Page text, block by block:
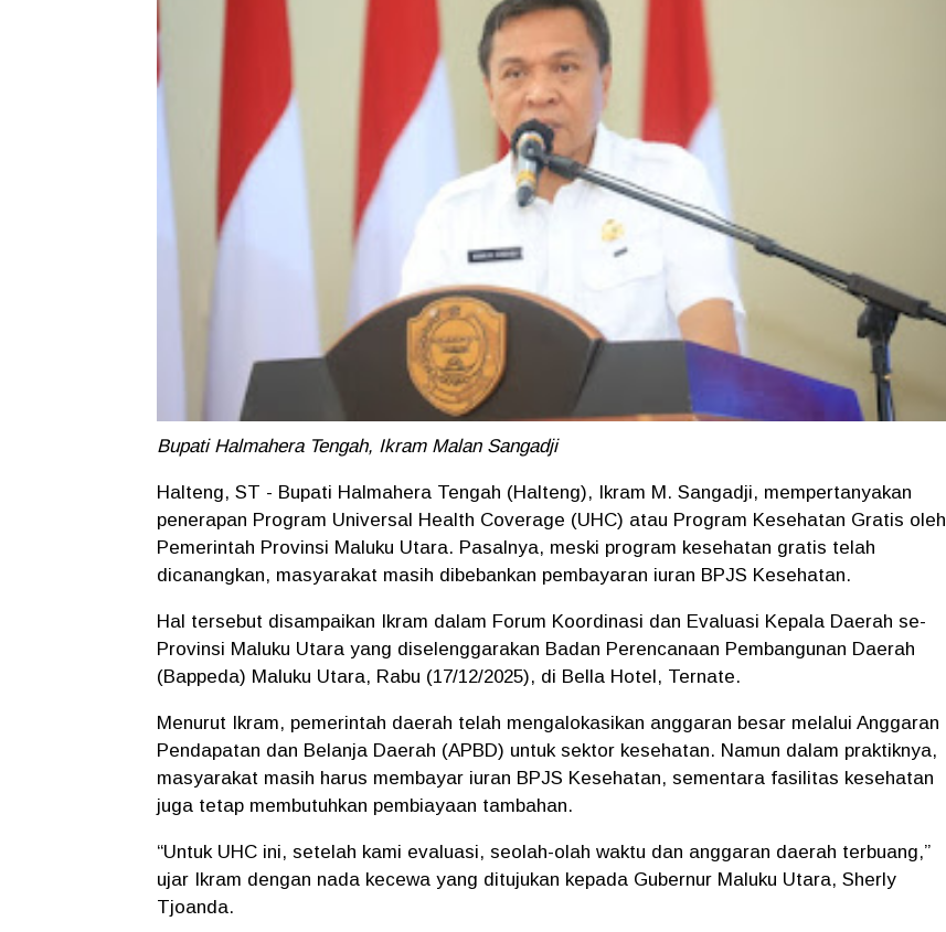
Bupati Halmahera Tengah, Ikram Malan Sangadji
Halteng, ST - Bupati Halmahera Tengah (Halteng), Ikram M. Sangadji, mempertanyakan
penerapan Program Universal Health Coverage (UHC) atau Program Kesehatan Gratis oleh
Pemerintah Provinsi Maluku Utara. Pasalnya, meski program kesehatan gratis telah
dicanangkan, masyarakat masih dibebankan pembayaran iuran BPJS Kesehatan.
Hal tersebut disampaikan Ikram dalam Forum Koordinasi dan Evaluasi Kepala Daerah se-
Provinsi Maluku Utara yang diselenggarakan Badan Perencanaan Pembangunan Daerah
(Bappeda) Maluku Utara, Rabu (17/12/2025), di Bella Hotel, Ternate.
Menurut Ikram, pemerintah daerah telah mengalokasikan anggaran besar melalui Anggaran
Pendapatan dan Belanja Daerah (APBD) untuk sektor kesehatan. Namun dalam praktiknya,
masyarakat masih harus membayar iuran BPJS Kesehatan, sementara fasilitas kesehatan
juga tetap membutuhkan pembiayaan tambahan.
“Untuk UHC ini, setelah kami evaluasi, seolah-olah waktu dan anggaran daerah terbuang,”
ujar Ikram dengan nada kecewa yang ditujukan kepada Gubernur Maluku Utara, Sherly
Tjoanda.